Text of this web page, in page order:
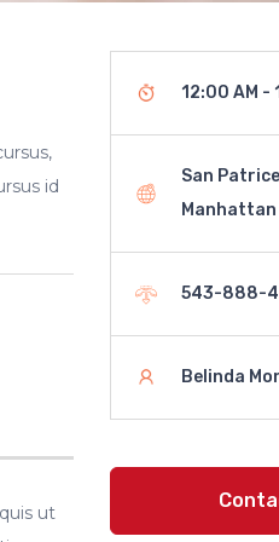
id
ut
12:00 AM -
San
Manhattan
543-888-
Belinda